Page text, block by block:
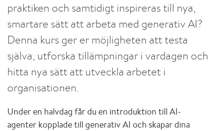
praktiken och samtidigt inspireras till nya,
smartare sätt att arbeta med generativ AI?
Denna kurs ger er möjligheten att testa
själva, utforska tillämpningar i vardagen och
hitta nya sätt att utveckla arbetet i
organisationen.
Under en halvdag får du en introduktion till AI-
agenter kopplade till generativ AI och skapar dina